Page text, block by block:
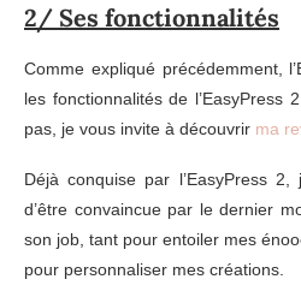
2/ Ses fonctionnalités
Comme expliqué précédemment,
les fonctionnalités de l’EasyPress
pas, je vous invite à découvrir ma
Déjà conquise par l’EasyPress
d’être convaincue par le dernier
son job, tant pour entoiler mes
pour personnaliser mes créations.